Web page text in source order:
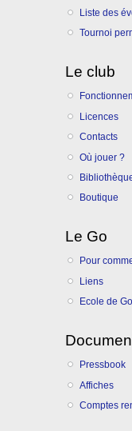
Liste des
Tournoi
Le club
Licences
Contacts
Où jouer ?
Boutique
Le Go
Pour
Liens
Ecole de Go
Pressbook
Affiches
Comptes